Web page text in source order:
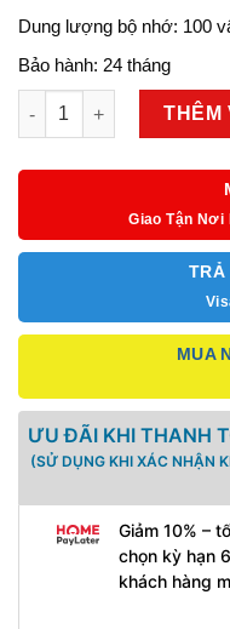
Dung lượng bộ nhớ: 100
Bảo hành: 24 tháng
Khóa thông minh
THÊM
Giao Tận Nơi
TRẢ
MUA
ƯU ĐÃI KHI THANH
(SỬ DỤNG KHI XÁC NHẬN
Giảm 10% –
chọn kỳ hạn
khách hàng